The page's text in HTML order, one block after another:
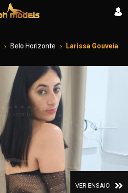
Belo Horizonte Larissa Gouveia
VER ENSAIO